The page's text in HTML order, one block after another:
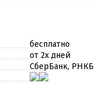
бесплатно
от 2х дней
СберБанк, РНКБ